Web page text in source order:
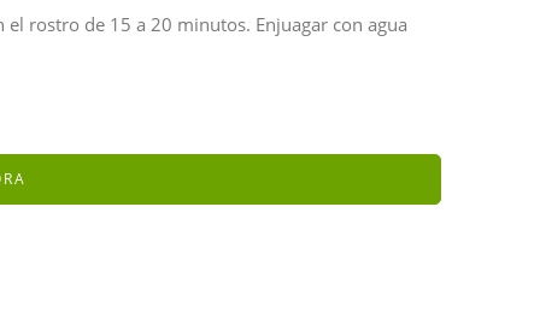
rostro de 15 a 20 minutos. Enjuagar con agua